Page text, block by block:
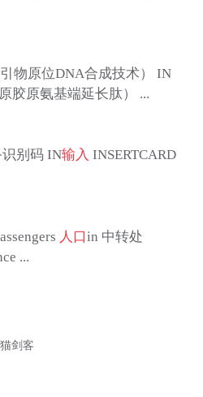
物原位DNA合成技术） IN
胶原氨基端延长肽） ...
别码 IN输入 INSERTCARD
人口in 中转处
...
剑客